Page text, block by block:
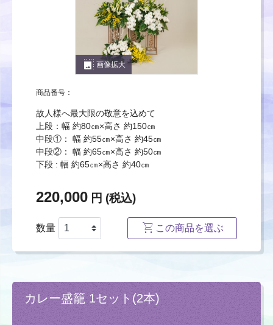
photo_size_select_large 画像拡大
商品番号：
故人様へ最大限の敬意を込めて
上段：幅 約80㎝×高さ 約150㎝
中段①： 幅 約55㎝×高さ 約45㎝
中段②： 幅 約65㎝×高さ 約50㎝
下段 : 幅 約65㎝×高さ 約40㎝
220,000 円 (税込)
数量 この商品を選ぶ
カレー盛籠 1セット(2本)